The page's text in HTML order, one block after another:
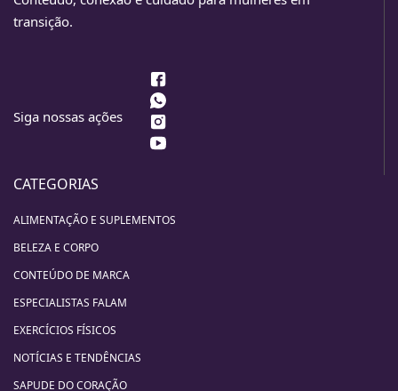
transição.
Siga nossas ações
CATEGORIAS
ALIMENTAÇÃO E SUPLEMENTOS
BELEZA E CORPO
CONTEÚDO DE MARCA
ESPECIALISTAS FALAM
EXERCÍCIOS FÍSICOS
NOTÍCIAS E TENDÊNCIAS
SAPUDE DO CORAÇÃO